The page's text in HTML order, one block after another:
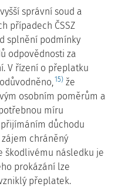
správní soud a
případech ČSSZ
splnění podmínky
odpovědnosti za
V řízení o přeplatku
15) že
osobním poměrům a
míru
důchodu
chráněný
škodlivému následku je
prokázání lze
přeplatek.